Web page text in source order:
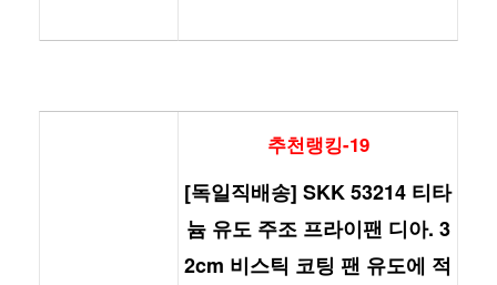
추천랭킹-19
[독일직배송] SKK 53214 티타
늄 유도 주조 프라이팬 디아. 3
2cm 비스틱 코팅 팬 유도에 적